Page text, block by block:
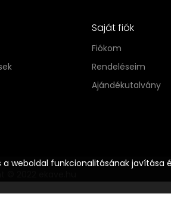
Saját fiók
Fiókom
Rendeléseim
Ajándékutalvány
a weboldal funkcionalitásának javítása